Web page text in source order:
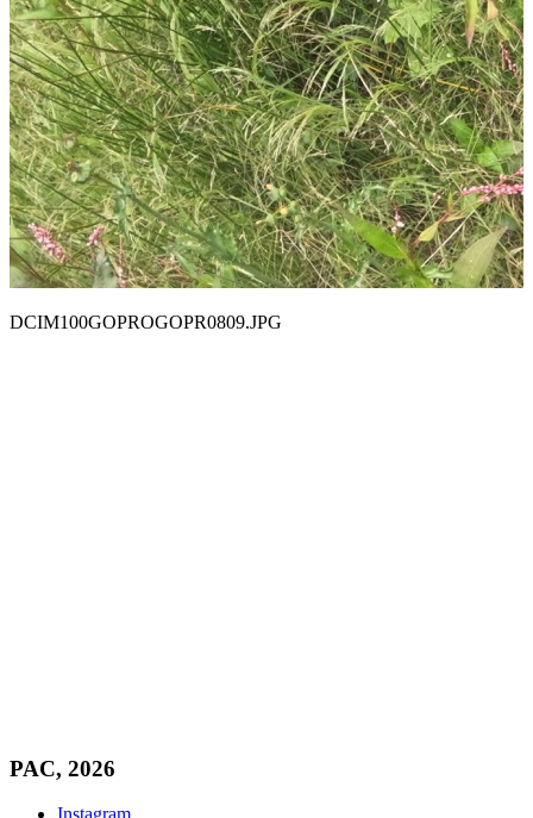
DCIM100GOPROGOPR0809.JPG
PAC, 2026